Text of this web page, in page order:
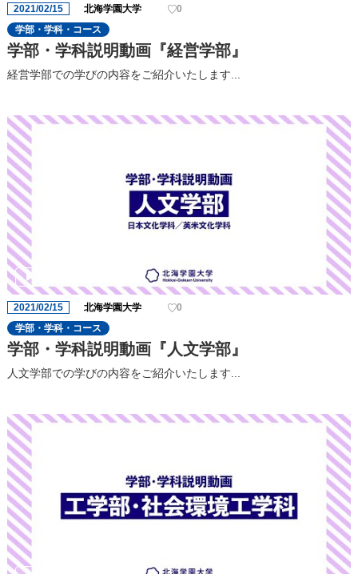
2021/02/15 北海学園大学
0
学部・学科・コース
学部・学科説明動画『経営学部』
経営学部での学びの内容をご紹介いたします...
2021/02/15 北海学園大学
0
学部・学科・コース
学部・学科説明動画『人文学部』
人文学部での学びの内容をご紹介いたします...